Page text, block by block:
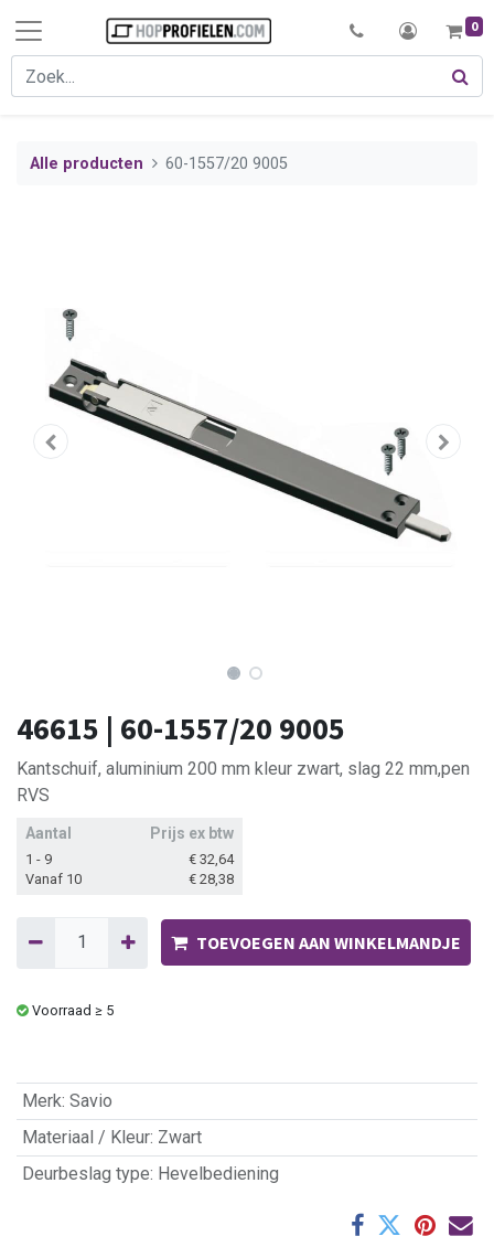
0
Alle producten 60-1557/20 9005
46615 | 60-1557/20 9005
Kantschuif, aluminium 200 mm kleur zwart, slag 22 mm,pen
RVS
Aantal Prijs ex btw
1 - 9 € 32,64
Vanaf 10
€ 28,38
TOEVOEGEN AAN WINKELMANDJE
Voorraad ≥ 5
Merk: Savio
Materiaal / Kleur: Zwart
Deurbeslag type: Hevelbediening